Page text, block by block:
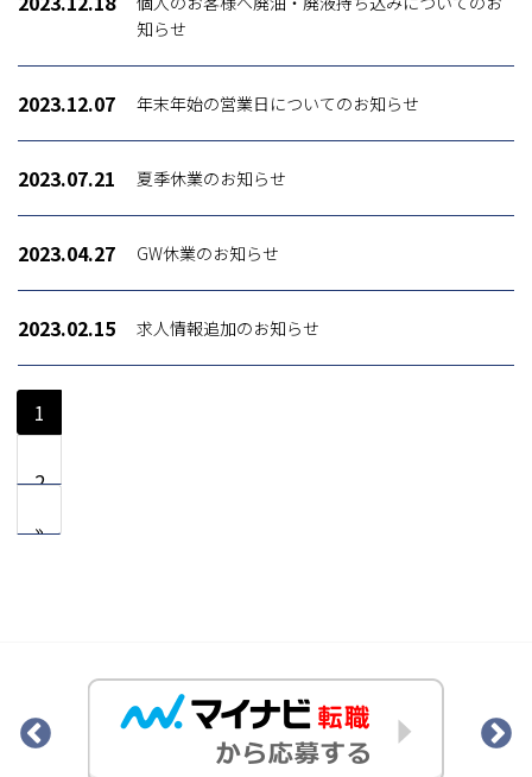
知らせ
2023.12.07 年末年始の営業日についてのお知らせ
2023.07.21 夏季休業のお知らせ
2023.04.27 GW休業のお知らせ
2023.02.15 求人情報追加のお知らせ
1
2
»